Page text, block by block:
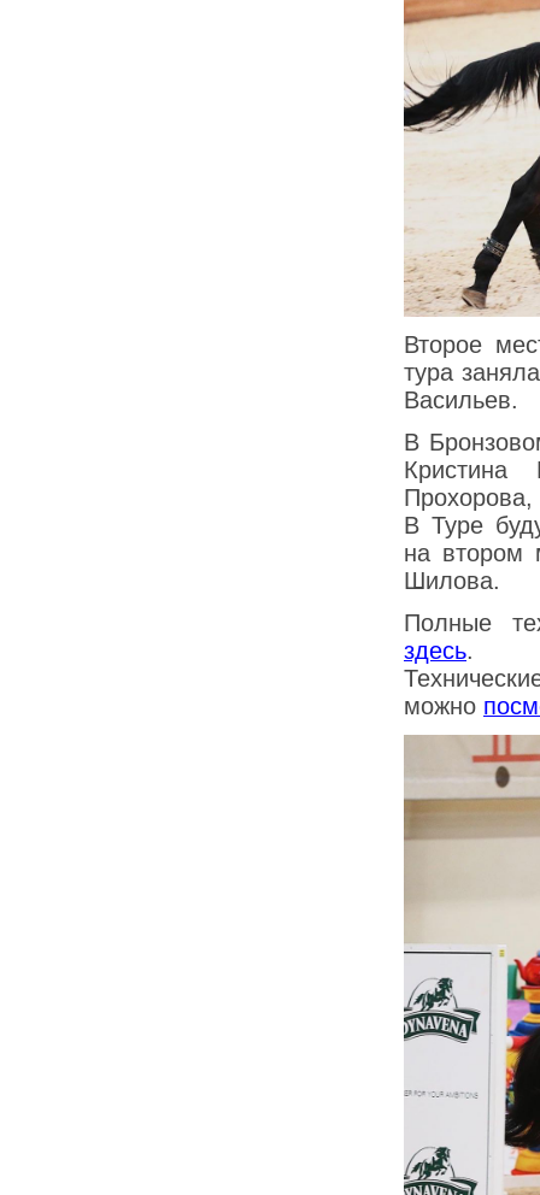
Второе
тура
Васильев.
В
Кристина
Прохорова,
В Туре
на втором
Шилова.
Полные
здесь.
можно